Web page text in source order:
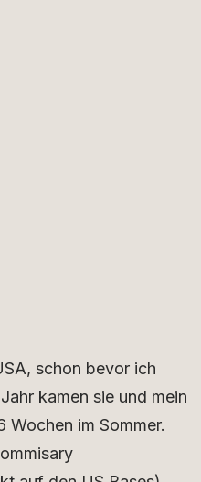
schon bevor ich
kamen sie und mein
Wochen im Sommer.